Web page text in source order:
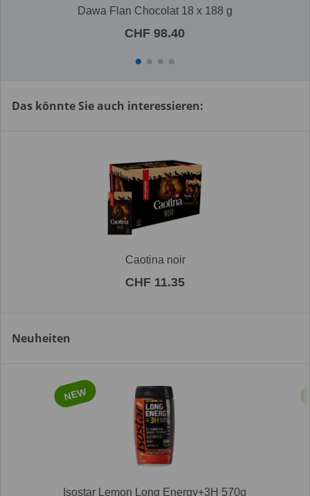
Dawa Flan Chocolat 18 x 188 g
CHF 98.40
Das könnte Sie auch interessieren:
Caotina noir
CHF 11.35
Neuheiten
NEW
Isostar Lemon Long Energy+3H 570g